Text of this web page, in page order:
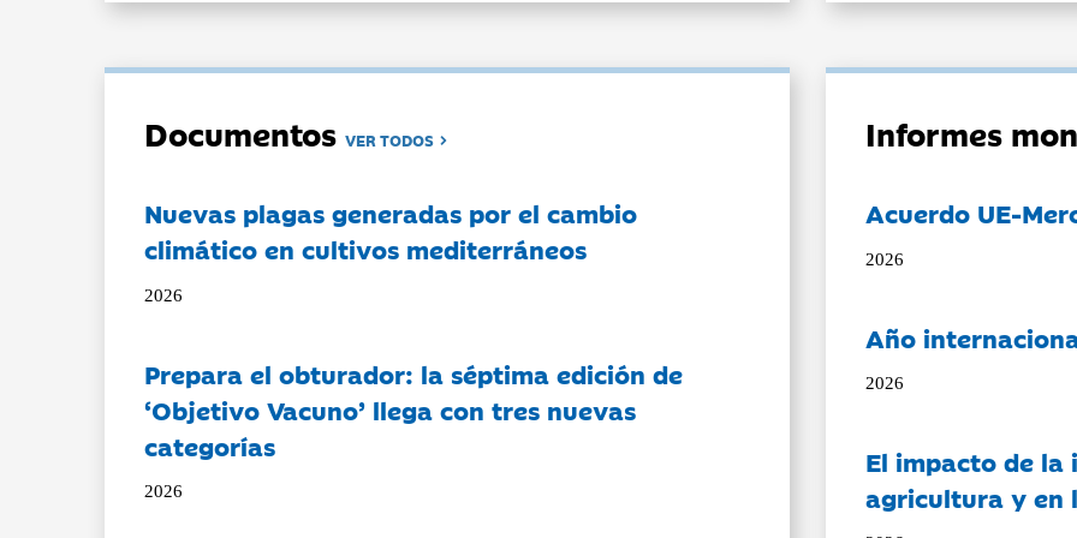
DocumentosVER TODOS
Nuevas plagas generadas por el cambio
climático en cultivos mediterráneos
2026
Prepara el obturador: la séptima edición de
‘Objetivo Vacuno’ llega con tres nuevas
categorías
2026
Informes
Acuerdo UE-
2026
Año
2026
El impacto de
agricultura y en